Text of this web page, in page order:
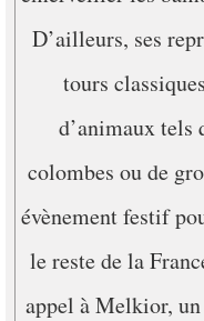
D’ailleurs, ses
tours
d’animaux tels
colombes ou de
évènement festif
le reste de la
appel à Melkior,